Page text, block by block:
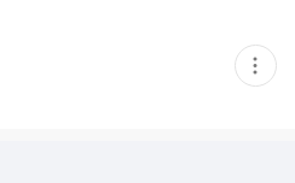
현
재